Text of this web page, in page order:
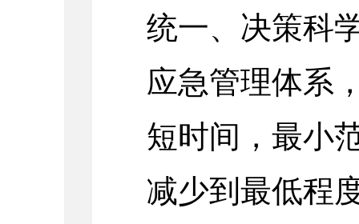
统一、决策科
应急管理体系
短时间，最小
减少到最低程